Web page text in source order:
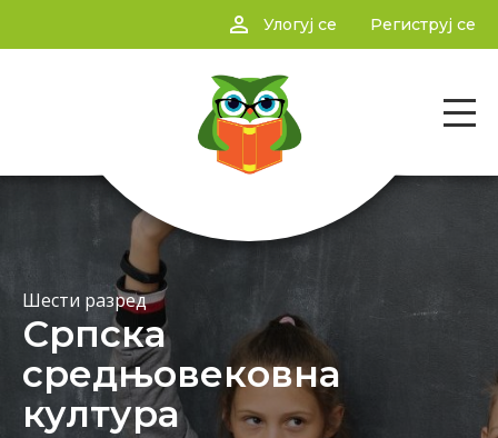
person_outline Улогуј се Региструј се
Шести разред
Српска
средњовековна
култура